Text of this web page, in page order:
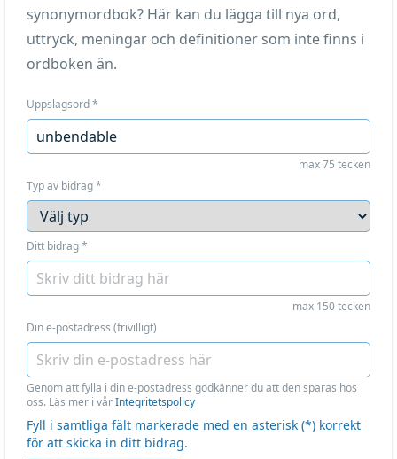
synonymordbok? Här kan du lägga till nya ord,
uttryck, meningar och definitioner som inte finns i
ordboken än.
Uppslagsord*
max 75 tecken
Typ av bidrag*
Ditt bidrag*
max 150 tecken
Din e-postadress (frivilligt)
Genom att fylla i din e-postadress godkänner du att den sparas hos
oss. Läs mer i vårIntegritetspolicy
Fyll i samtliga fält markerade med en asterisk (*) korrekt
för att skicka in ditt bidrag.